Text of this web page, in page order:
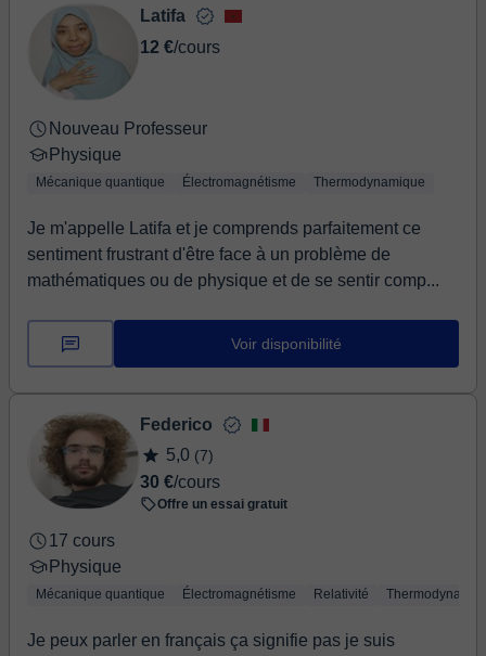
Latifa
12 €/cours
Nouveau Professeur
Physique
Mécanique quantique Électromagnétisme Thermodynamique
Je m'appelle Latifa et je comprends parfaitement ce
sentiment frustrant d'être face à un problème de
mathématiques ou de physique et de se sentir comp...
Voir disponibilité
Federico
5,0 (7)
30 €/cours
Offre un essai gratuit
17 cours
Physique
Mécanique quantique Électromagnétisme Relativité
Je peux parler en français ça signifie pas je suis